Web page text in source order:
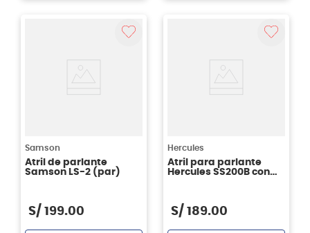
Samson
Atril de parlante
Samson LS-2 (par)
S/ 199.00
Hercules
Atril para parlante
Hercules SS200B con
S/ 189.00